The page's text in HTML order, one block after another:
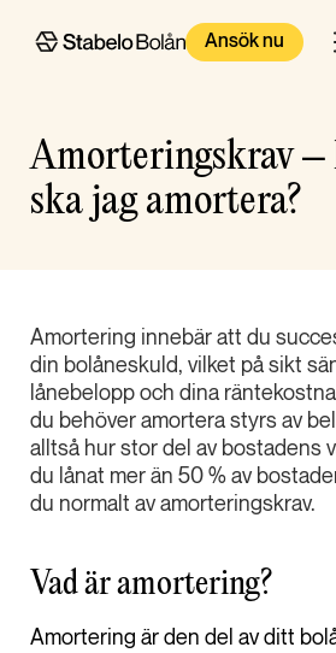
Ansök nu
Amorteringskrav –
ska jag amortera?
Amortering innebär att du
din bolåneskuld, vilket på sikt
lånebelopp och dina
du behöver amortera styrs av
alltså hur stor del av bostadens
du lånat mer än 50 % av
du normalt av amorteringskrav.
Vad är amortering?
Amortering är den del av ditt